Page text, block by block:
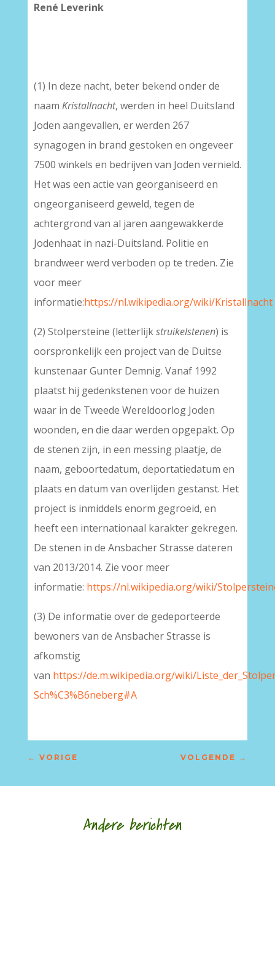
René Leverink
(1) In deze nacht, beter bekend onder de
naam Kristallnacht, werden in heel Duitsland
Joden aangevallen, er werden 267
synagogen in brand gestoken en ongeveer
7500 winkels en bedrijven van Joden vernield.
Het was een actie van georganiseerd en
ongeorganiseerd geweld, tegen de
achtergrond van al jaren aangewakkerde
Jodenhaat in nazi-Duitsland. Politie en
brandweer werd verboden op te treden. Zie
voor meer
informatie:https://nl.wikipedia.org/wiki/Kristallnacht
(2) Stolpersteine (letterlijkstruikelstenen) is
oorspronkelijk een project van de Duitse
kunstenaar Gunter Demnig. Vanaf 1992
plaatst hij gedenkstenen voor de huizen
waar in de Tweede Wereldoorlog Joden
woonden, en die daar werden opgepakt. Op
de stenen zijn, in een messing plaatje, de
naam, geboortedatum, deportatiedatum en
plaats en datum van overlijden gestanst. Het
project is inmiddels enorm gegroeid, en
heeft een internationaal karakter gekregen.
De stenen in de Ansbacher Strasse dateren
van 2013/2014. Zie voor meer
informatie: https://nl.wikipedia.org/wiki/
(3) De informatie over de gedeporteerde
bewoners van de Ansbacher Strasse is
afkomstig
van https://de.m.wikipedia.org/wiki/
Sch%C3%B6neberg#A
← VORIGE VOLGENDE →
Andere berichten